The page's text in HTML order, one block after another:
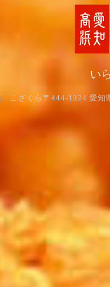
い
こざくら〒444-1324 愛知